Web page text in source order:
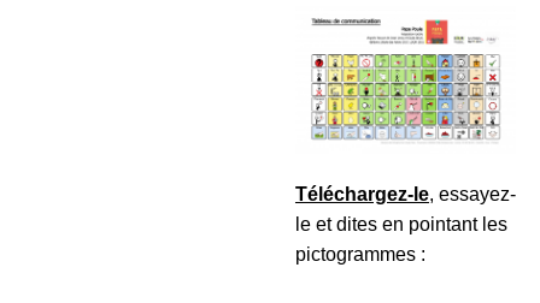
Téléchargez-le, essayez-
le et dites en pointant les
pictogrammes :